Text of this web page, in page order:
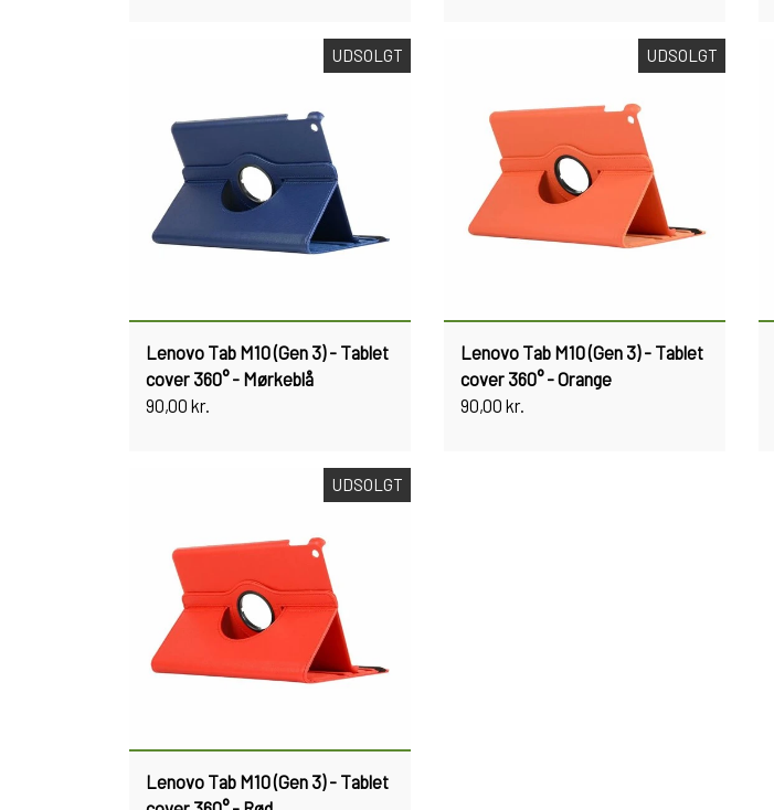
UDSOLGT
Lenovo Tab M10 (Gen 3) - Tablet
cover 360° - Mørkeblå
90,00 kr.
UDSOLGT
Lenovo Tab M10 (Gen 3) - Tablet
cover 360° - Orange
90,00 kr.
UDSOLGT
Lenovo Tab M10 (Gen 3) - Tablet